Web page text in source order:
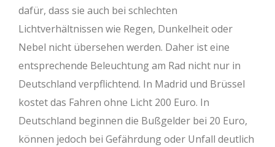
dafür, dass sie auch bei schlechten
Lichtverhältnissen wie Regen, Dunkelheit oder
Nebel nicht übersehen werden. Daher ist eine
entsprechende Beleuchtung am Rad nicht nur in
Deutschland verpflichtend. In Madrid und Brüssel
kostet das Fahren ohne Licht 200 Euro. In
Deutschland beginnen die Bußgelder bei 20 Euro,
können jedoch bei Gefährdung oder Unfall deutlich